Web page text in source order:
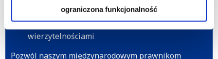
ograniczona funkcjonalność
Nieuregulowany najem lokali gospodarczych
Doradztwo w zakresie poprawy zarządzania
wierzytelnościami
Pozwól naszym międzynarodowym prawnikom